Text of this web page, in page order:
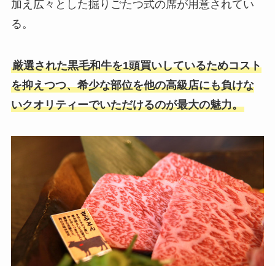
加え広々とした掘りごたつ式の席が用意されてい
る。
厳選された黒毛和牛を1頭買いしているためコスト
を抑えつつ、希少な部位を他の高級店にも負けな
いクオリティーでいただけるのが最大の魅力。